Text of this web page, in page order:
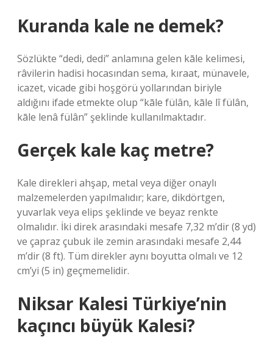
Kuranda kale ne demek?
Sözlükte “dedi, dedi” anlamına gelen kāle kelimesi,
râvilerin hadisi hocasından sema, kıraat, münavele,
icazet, vicade gibi hoşgörü yollarından biriyle
aldığını ifade etmekte olup “kāle fülân, kāle lî fülân,
kāle lenâ fülân” şeklinde kullanılmaktadır.
Gerçek kale kaç metre?
Kale direkleri ahşap, metal veya diğer onaylı
malzemelerden yapılmalıdır; kare, dikdörtgen,
yuvarlak veya elips şeklinde ve beyaz renkte
olmalıdır. İki direk arasındaki mesafe 7,32 m’dir (8 yd)
ve çapraz çubuk ile zemin arasındaki mesafe 2,44
m’dir (8 ft). Tüm direkler aynı boyutta olmalı ve 12
cm’yi (5 in) geçmemelidir.
Niksar Kalesi Türkiye’nin
kaçıncı büyük Kalesi?